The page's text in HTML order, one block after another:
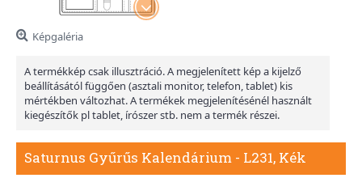
Képgaléria
A termékkép csak illusztráció. A megjelenített kép a kijelző
beállításától függően (asztali monitor, telefon, tablet) kis
mértékben változhat. A termékek megjelenítésénél használt
kiegészítők pl tablet, írószer stb. nem a termék részei.
Saturnus Gyűrűs Kalendárium - L231, Kék